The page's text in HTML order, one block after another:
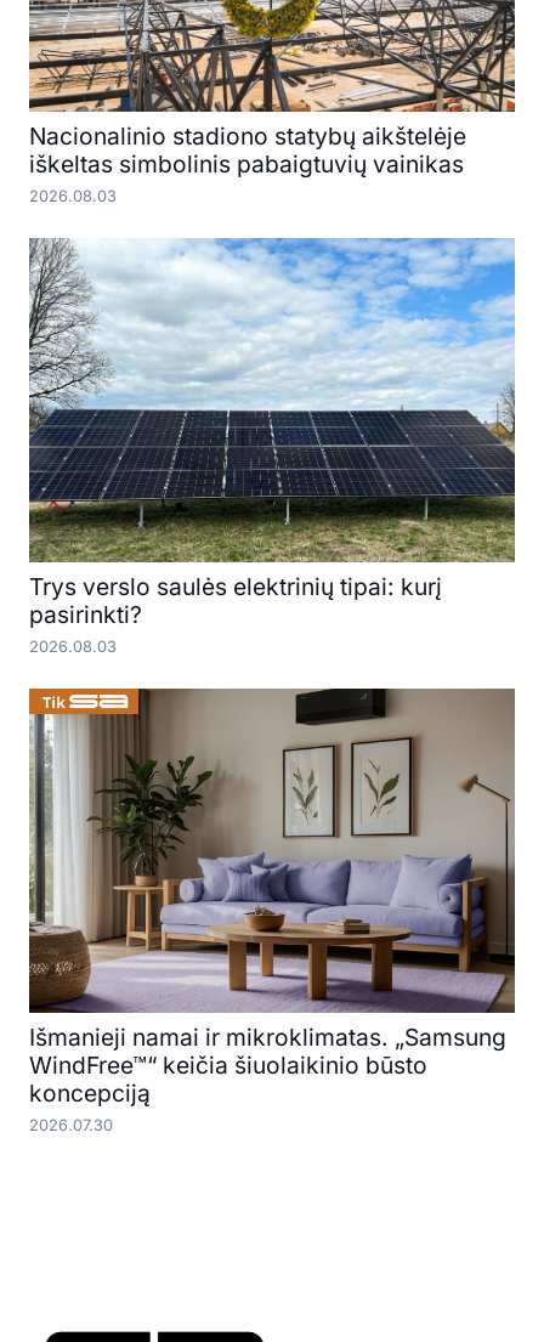
Nacionalinio stadiono statybų aikštelėje
iškeltas simbolinis pabaigtuvių vainikas
2026.08.03
Trys verslo saulės elektrinių tipai: kurį
pasirinkti?
2026.08.03
Išmanieji namai ir mikroklimatas. „Samsung
WindFree™“ keičia šiuolaikinio būsto
koncepciją
2026.07.30